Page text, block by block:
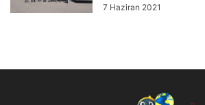
7 Haziran 2021